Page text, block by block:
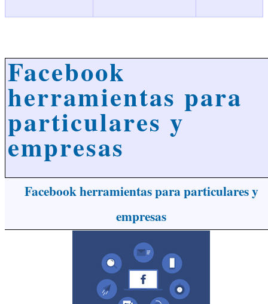
Facebook
herramientas para
particulares y
empresas
Facebook herramientas para particulares y
empresas